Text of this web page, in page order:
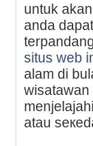
untuk
anda
situs web
alam di
atau